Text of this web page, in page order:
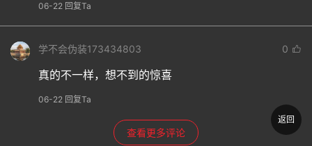
06-22 回复Ta
学不会伪装173434803 0
真的不一样，想不到的惊喜
06-22 回复Ta
查看更多评论
返回